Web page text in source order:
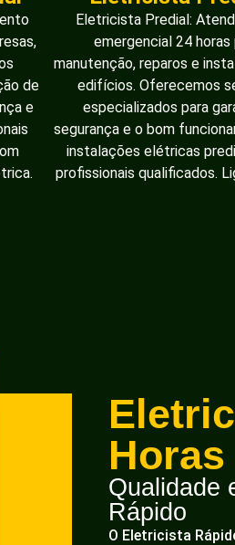
de
e
Eletricista Predial:
emergencial 24 horas
manutenção, reparos e
edifícios. Oferecemos
especializados para
segurança e o bom
instalações elétricas
profissionais qualificados.
Horas
Qualidade
Rápido
O Eletricista